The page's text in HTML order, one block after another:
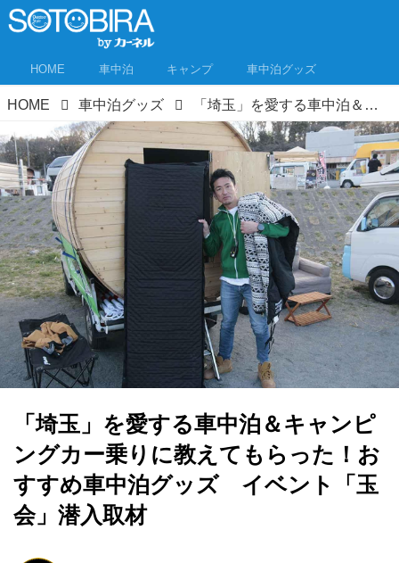
HOME 車中泊 キャンプ 車中泊グッズ
HOME 車中泊グッズ 「埼玉」を愛する車中泊＆キャンピングカー乗りに教えてもらった！おすすめ車中泊グッズ イベント「玉会」潜入取材
「埼玉」を愛する車中泊＆キャンピ
ングカー乗りに教えてもらった！お
すすめ車中泊グッズ イベント「玉
会」潜入取材